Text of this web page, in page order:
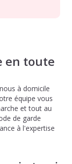
en toute
à domicile
équipe vous
et tout au
de garde
à l'expertise